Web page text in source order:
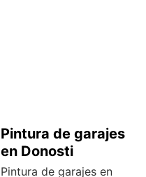
Pintura de garajes
en Donosti
Pintura de garajes en